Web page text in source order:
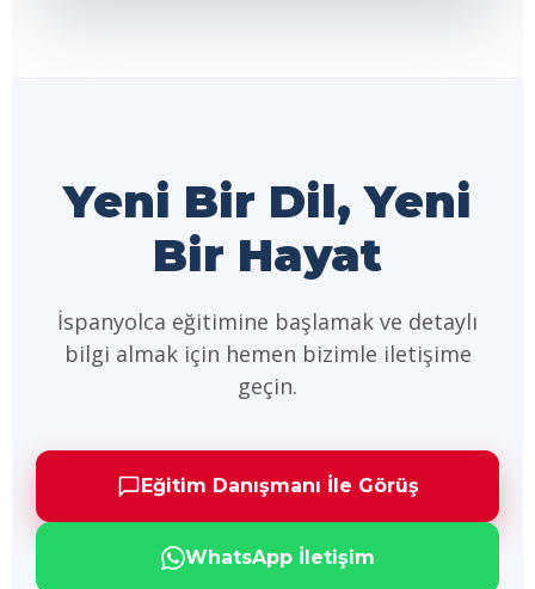
Yeni Bir Dil, Yeni
Bir Hayat
İspanyolca eğitimine başlamak ve detaylı
bilgi almak için hemen bizimle iletişime
geçin.
Eğitim Danışmanı İle Görüş
WhatsApp İletişim